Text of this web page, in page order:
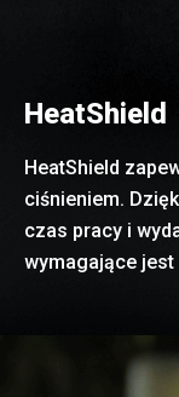
HeatShield
HeatShield
ciśnieniem.
czas pracy i
wymagające jest